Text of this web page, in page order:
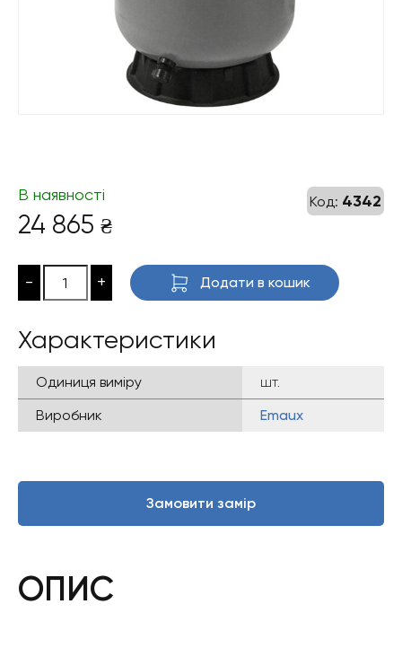
Код: 4342
В наявності
24 865 ₴
- + Додати в кошик
Характеристики
Одиниця виміру
шт.
Виробник
Emaux
Замовити замір
ОПИС